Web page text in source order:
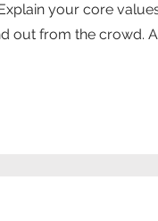
your core
out from the crowd.